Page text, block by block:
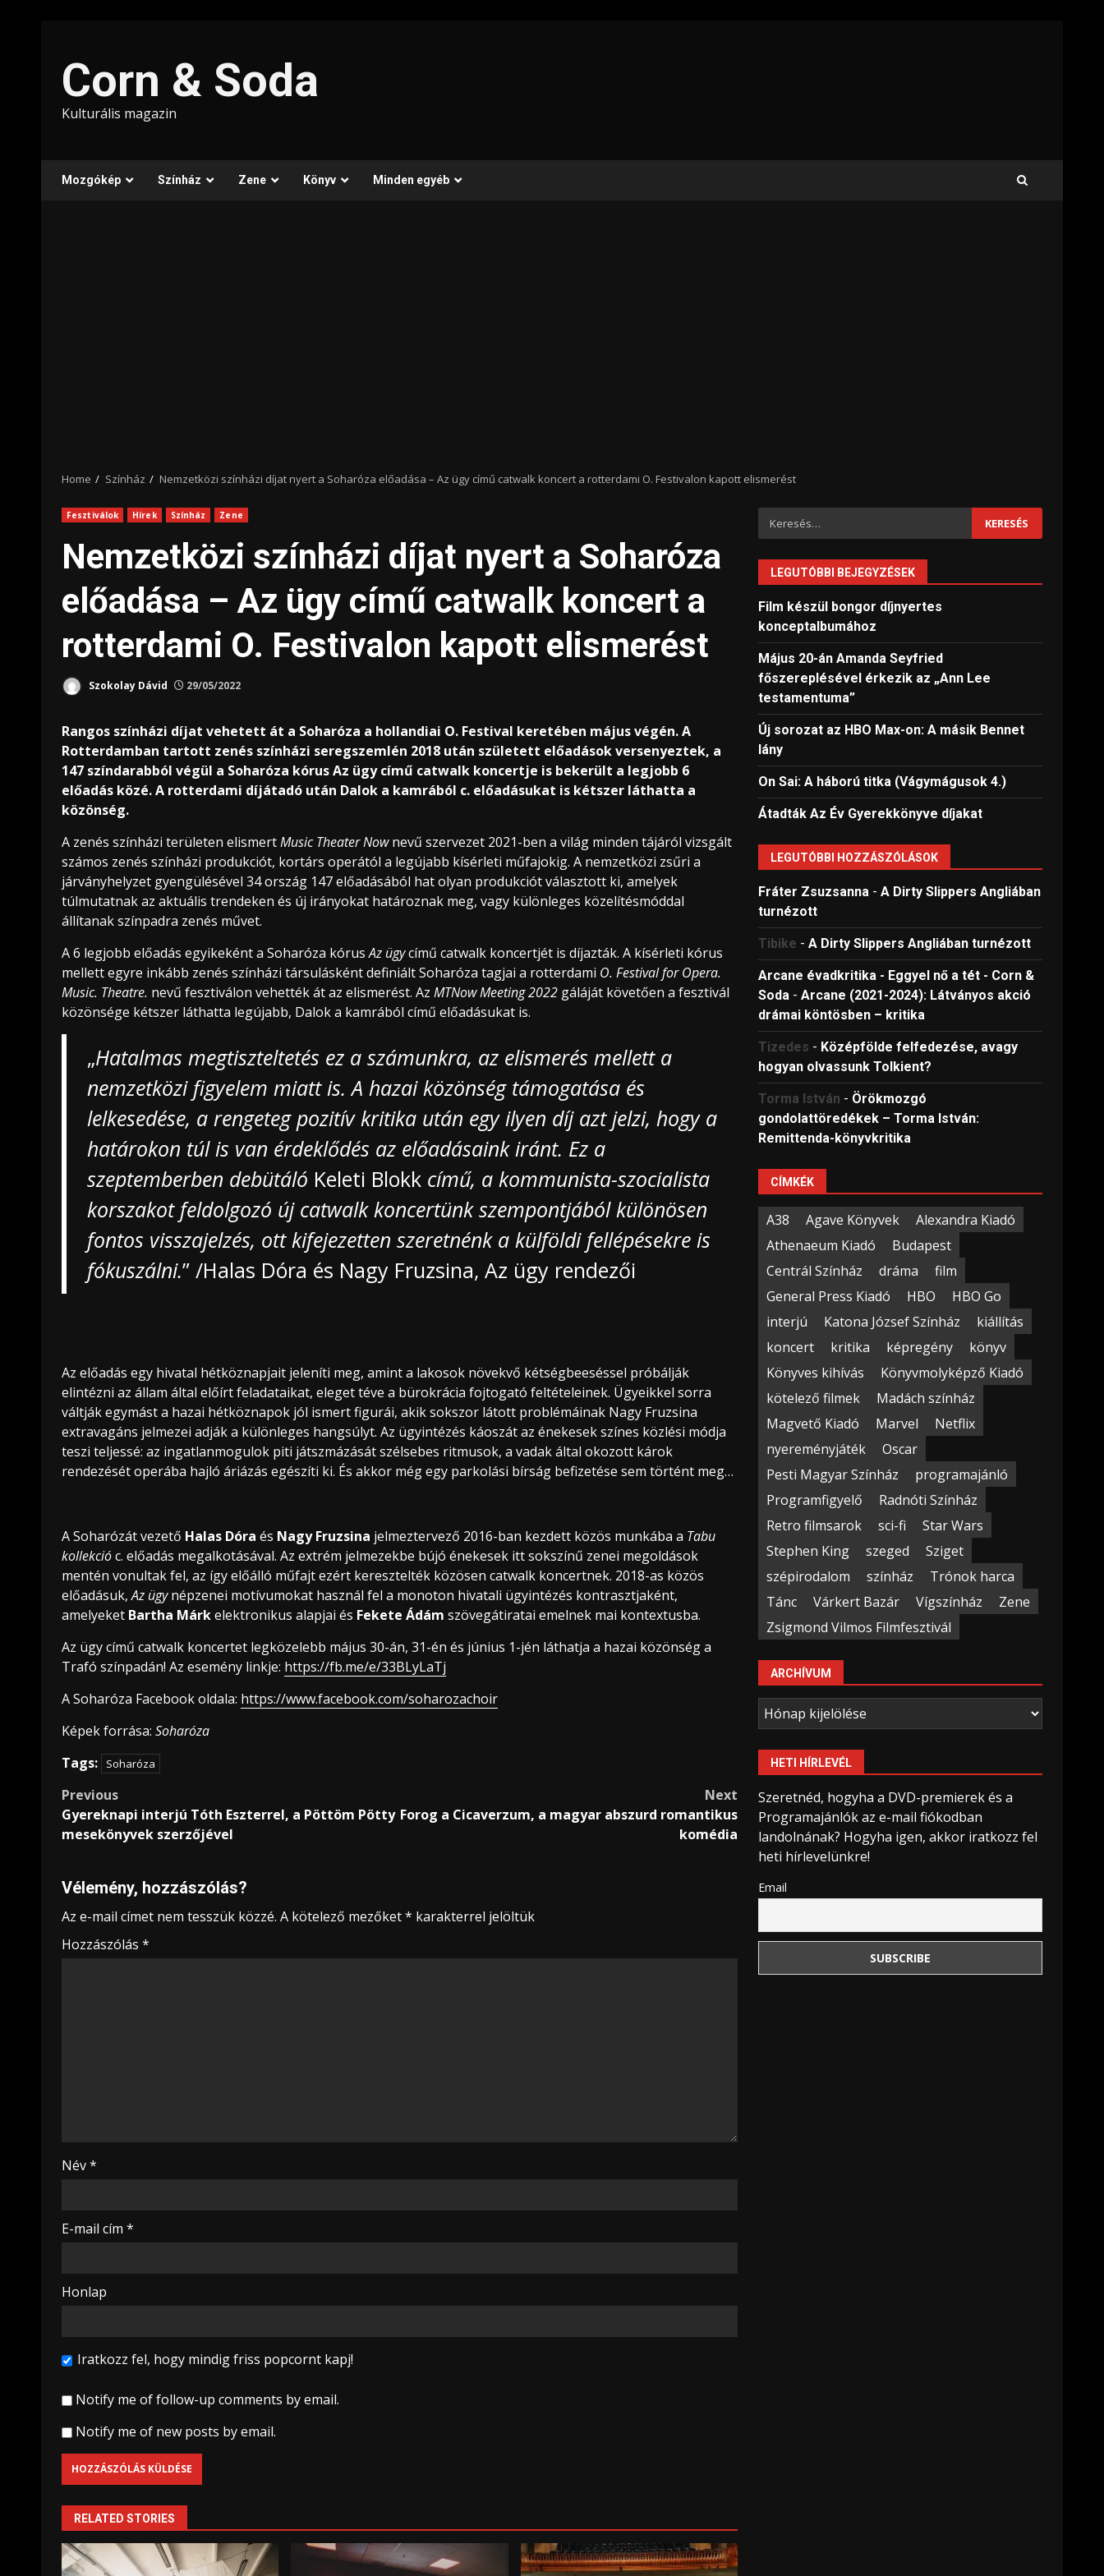
content
Corn & Soda
Kulturális magazin
Mozgókép Színház Zene Könyv Minden egyéb
Home Színház Nemzetközi színházi díjat nyert a Soharóza előadása – Az ügy című catwalk koncert a rotterdami O. Festivalon kapott elismerést
Fesztiválok Hírek Színház Zene
Nemzetközi színházi díjat nyert a Soharóza
előadása – Az ügy című catwalk koncert a
rotterdami O. Festivalon kapott elismerést
Szokolay Dávid 29/05/2022
Rangos színházi díjat vehetett át a Soharóza a hollandiai O. Festival keretében május végén. A
Rotterdamban tartott zenés színházi seregszemlén 2018 után született előadások versenyeztek, a
147 színdarabból végül a Soharóza kórus Az ügy című catwalk koncertje is bekerült a legjobb 6
előadás közé. A rotterdami díjátadó után Dalok a kamrából c. előadásukat is kétszer láthatta a
közönség.
A zenés színházi területen elismertMusic Theater Nownevű szervezet 2021-ben a világ minden tájáról vizsgált
számos zenés színházi produkciót, kortárs operától a legújabb kísérleti műfajokig. A nemzetközi zsűri a
járványhelyzet gyengülésével 34 ország 147 előadásából hat olyan produkciót választott ki, amelyek
túlmutatnak az aktuális trendeken és új irányokat határoznak meg, vagy különleges közelítésmóddal
állítanak színpadra zenés művet.
A 6 legjobb előadás egyikeként a Soharóza kórusAz ügycímű catwalk koncertjét is díjazták. A kísérleti kórus
mellett egyre inkább zenés színházi társulásként definiált Soharóza tagjai a rotterdami O. Festival for Opera.
Music. Theatre. nevű fesztiválon vehették át az elismerést. Az MTNow Meeting 2022 gáláját követően a fesztivál
közönsége kétszer láthatta legújabb, Dalok a kamrából című előadásukat is.
„Hatalmas megtiszteltetés ez a számunkra, az elismerés mellett a
nemzetközi figyelem miatt is. A hazai közönség támogatása és
lelkesedése, a rengeteg pozitív kritika után egy ilyen díj azt jelzi, hogy a
határokon túl is van érdeklődés az előadásaink iránt. Ez a
szeptemberben debütáló Keleti Blokk című, a kommunista-szocialista
korszakot feldolgozó új catwalk koncertünk szempontjából különösen
fontos visszajelzés, ott kifejezetten szeretnénk a külföldi fellépésekre is
fókuszálni.” /Halas Dóra és Nagy Fruzsina, Az ügy rendezői
Az előadás egy hivatal hétköznapjait jeleníti meg, amint a lakosok növekvő kétségbeeséssel próbálják
elintézni az állam által előírt feladataikat, eleget téve a bürokrácia fojtogató feltételeinek. Ügyeikkel sorra
váltják egymást a hazai hétköznapok jól ismert figurái, akik sokszor látott problémáinak Nagy Fruzsina
extravagáns jelmezei adják a különleges hangsúlyt. Az ügyintézés káoszát az énekesek színes közlési módja
teszi teljessé: az ingatlanmogulok piti játszmázását szélsebes ritmusok, a vadak által okozott károk
rendezését operába hajló áriázás egészíti ki. És akkor még egy parkolási bírság befizetése sem történt meg…
A Soharózát vezető Halas Dóra és Nagy Fruzsina jelmeztervező 2016-ban kezdett közös munkába a Tabu
kollekcióc. előadás megalkotásával. Az extrém jelmezekbe bújó énekesek itt sokszínű zenei megoldások
mentén vonultak fel, az így előálló műfajt ezért keresztelték közösen catwalk koncertnek. 2018-as közös
előadásuk,Az ügynépzenei motívumokat használ fel a monoton hivatali ügyintézés kontrasztjaként,
amelyeket Bartha Márkelektronikus alapjai és Fekete Ádám szövegátiratai emelnek mai kontextusba.
Az ügy című catwalk koncertet legközelebb május 30-án, 31-én és június 1-jén láthatja a hazai közönség a
Trafó színpadán! Az esemény linkje: https://fb.me/e/33BLyLaTj
A Soharóza Facebook oldala: https://www.facebook.com/soharozachoir
Képek forrása: Soharóza
Tags:
Soharóza
Post
navigation
Previous
Gyereknapi interjú Tóth Eszterrel, a Pöttöm Pötty
mesekönyvek szerzőjével
Next
Forog a Cicaverzum, a magyar abszurd romantikus
komédia
Vélemény, hozzászólás?
Az e-mail címet nem tesszük közzé. A kötelező mezőket* karakterrel jelöltük
Hozzászólás *
Név*
E-mail cím *
Honlap
Iratkozz fel, hogy mindig friss popcornt kapj!
Notify me of follow-up comments by email.
Notify me of new posts by email.
RELATED STORIES
Keresés:
LEGUTÓBBI BEJEGYZÉSEK
Film készül bongor díjnyertes
konceptalbumához
Május 20-án Amanda Seyfried
főszereplésével érkezik az „Ann Lee
testamentuma”
Új sorozat az HBO Max-on: A másik Bennet
lány
On Sai: A ​háború titka (Vágymágusok 4.)
Átadták Az Év Gyerekkönyve díjakat
LEGUTÓBBI HOZZÁSZÓLÁSOK
Fráter Zsuzsanna -A Dirty Slippers Angliában
turnézott
Tibike -A Dirty Slippers Angliában turnézott
Arcane évadkritika - Eggyel nő a tét - Corn &
Soda -Arcane (2021-2024): Látványos akció
drámai köntösben – kritika
Tizedes - Középfölde felfedezése, avagy
hogyan olvassunk Tolkient?
Torma István - Örökmozgó
gondolattöredékek – Torma István:
Remittenda-könyvkritika
CÍMKÉK
A38 Agave Könyvek
Alexandra Kiadó
Athenaeum Kiadó
Budapest
Centrál Színház
dráma
film
General Press Kiadó
HBO
HBO Go
interjú
Katona József Színház
kiállítás
koncert
kritika képregény
könyv
Könyves kihívás
Könyvmolyképző Kiadó
kötelező filmek
Madách színház
Magvető Kiadó
Marvel
Netflix
nyereményjáték
Oscar
Pesti Magyar Színház
programajánló
Programfigyelő
Radnóti Színház
Retro filmsarok
sci-fi
Star Wars
Stephen King
szeged
Sziget
szépirodalom
színház
Trónok harca
Tánc
Várkert Bazár Vígszínház
Zene
Zsigmond Vilmos Filmfesztivál
ARCHÍVUM
Archívum
HETI HÍRLEVÉL
Szeretnéd, hogyha a DVD-premierek és a
Programajánlók az e-mail fiókodban
landolnának? Hogyha igen, akkor iratkozz fel
heti hírlevelünkre!
Email